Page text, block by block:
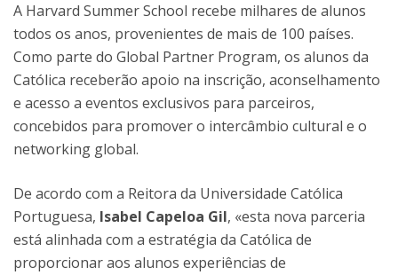
A Harvard Summer School recebe milhares de alunos
todos os anos, provenientes de mais de 100 países.
Como parte do Global Partner Program, os alunos da
Católica receberão apoio na inscrição, aconselhamento
e acesso a eventos exclusivos para parceiros,
concebidos para promover o intercâmbio cultural e o
networking global.
De acordo com a Reitora da Universidade Católica
Portuguesa, Isabel Capeloa Gil, «esta nova parceria
está alinhada com a estratégia da Católica de
proporcionar aos alunos experiências de